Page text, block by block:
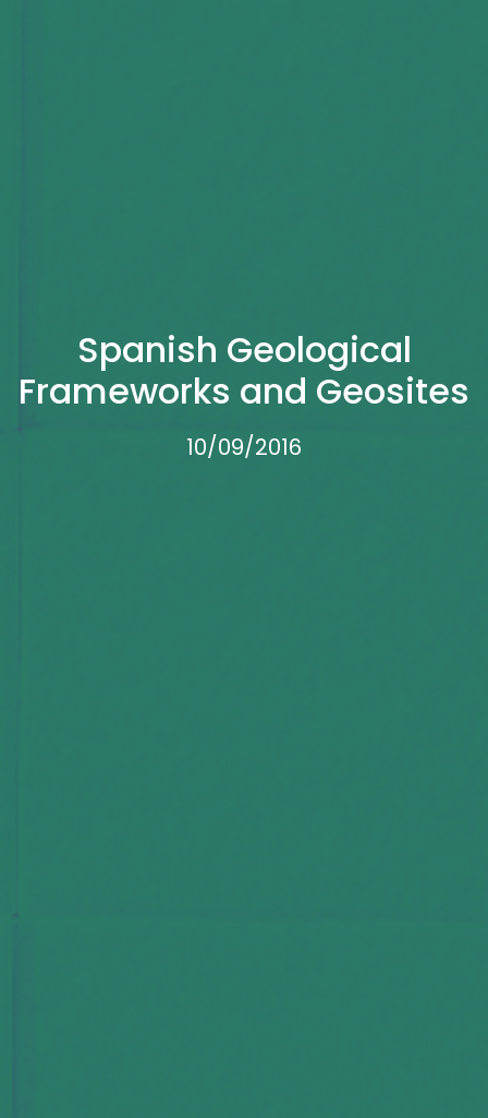
Spanish Geological
Frameworks and Geosites
10/09/2016